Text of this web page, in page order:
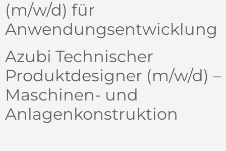
(m/w/d) für
Anwendungsentwicklung
Azubi Technischer
Produktdesigner (m/w/d) –
Maschinen- und
Anlagenkonstruktion